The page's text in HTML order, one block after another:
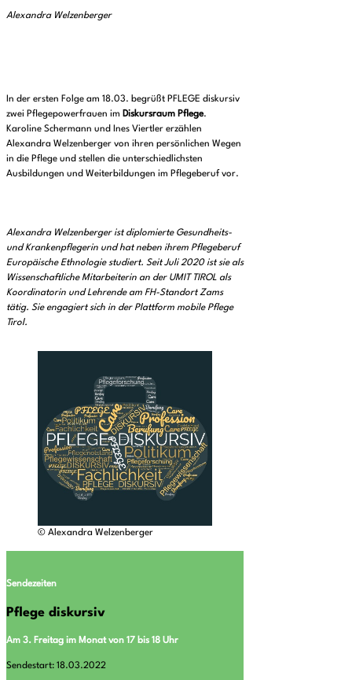
Alexandra Welzenberger
In der ersten Folge am 18.03. begrüßt PFLEGE diskursiv
zwei Pflegepowerfrauen im Diskursraum Pflege.
Karoline Schermann und Ines Viertler erzählen
Alexandra Welzenberger von ihren persönlichen Wegen
in die Pflege und stellen die unterschiedlichsten
Ausbildungen und Weiterbildungen im Pflegeberuf vor.
Alexandra Welzenberger ist diplomierte Gesundheits-
und Krankenpflegerin und hat neben ihrem Pflegeberuf
Europäische Ethnologie studiert. Seit Juli 2020 ist sie als
Wissenschaftliche Mitarbeiterin an der UMIT TIROL als
Koordinatorin und Lehrende am FH-Standort Zams
tätig. Sie engagiert sich in der Plattform mobile Pflege
Tirol.
© Alexandra Welzenberger
Sendezeiten
Pflege diskursiv
Am 3. Freitag im Monat von 17 bis 18 Uhr
Sendestart: 18.03.2022